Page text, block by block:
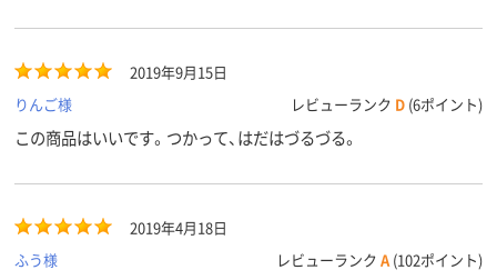
2019年9月15日
りんご様
レビューランク D (6ポイント)
この商品はいいです。つかって、はだはづるづる。
2019年4月18日
ふう様
レビューランク A (102ポイント)